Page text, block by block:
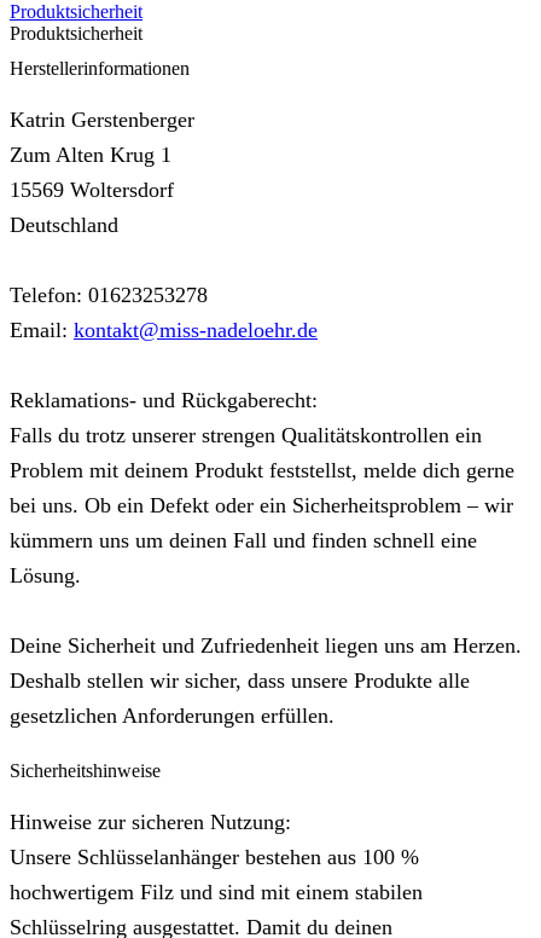
Produktsicherheit
Produktsicherheit
Herstellerinformationen
Katrin Gerstenberger
Zum Alten Krug 1
15569 Woltersdorf
Deutschland
Telefon: 01623253278
Email: kontakt@miss-nadeloehr.de
Reklamations- und Rückgaberecht:
Falls du trotz unserer strengen Qualitätskontrollen ein
Problem mit deinem Produkt feststellst, melde dich gerne
bei uns. Ob ein Defekt oder ein Sicherheitsproblem – wir
kümmern uns um deinen Fall und finden schnell eine
Lösung.
Deine Sicherheit und Zufriedenheit liegen uns am Herzen.
Deshalb stellen wir sicher, dass unsere Produkte alle
gesetzlichen Anforderungen erfüllen.
Sicherheitshinweise
Hinweise zur sicheren Nutzung:
Unsere Schlüsselanhänger bestehen aus 100 %
hochwertigem Filz und sind mit einem stabilen
Schlüsselring ausgestattet. Damit du deinen